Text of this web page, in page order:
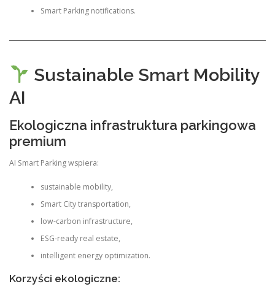
Smart Parking notifications.
Sustainable Smart Mobility
AI
Ekologiczna infrastruktura parkingowa
premium
AI Smart Parking wspiera:
sustainable mobility,
Smart City transportation,
low-carbon infrastructure,
ESG-ready real estate,
intelligent energy optimization.
Korzyści ekologiczne: